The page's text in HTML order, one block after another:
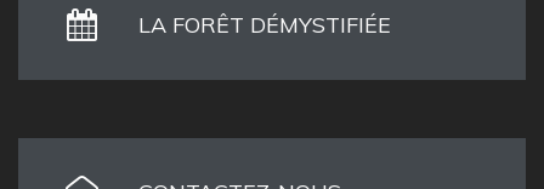
LA FORÊT DÉMYSTIFIÉE